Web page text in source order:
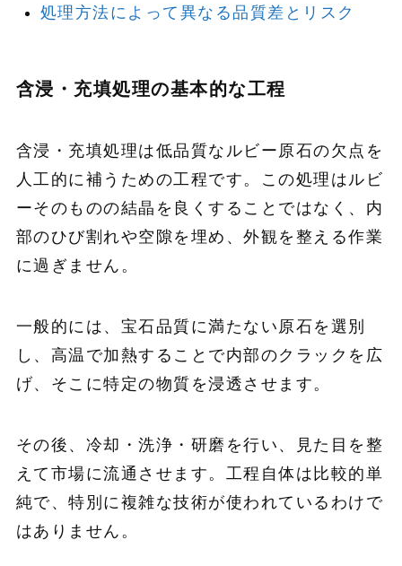
処理方法によって異なる品質差とリスク
含浸・充填処理の基本的な工程
含浸・充填処理は低品質なルビー原石の欠点を
人工的に補うための工程です。この処理はルビ
ーそのものの結晶を良くすることではなく、内
部のひび割れや空隙を埋め、外観を整える作業
に過ぎません。
一般的には、宝石品質に満たない原石を選別
し、高温で加熱することで内部のクラックを広
げ、そこに特定の物質を浸透させます。
その後、冷却・洗浄・研磨を行い、見た目を整
えて市場に流通させます。工程自体は比較的単
純で、特別に複雑な技術が使われているわけで
はありません。